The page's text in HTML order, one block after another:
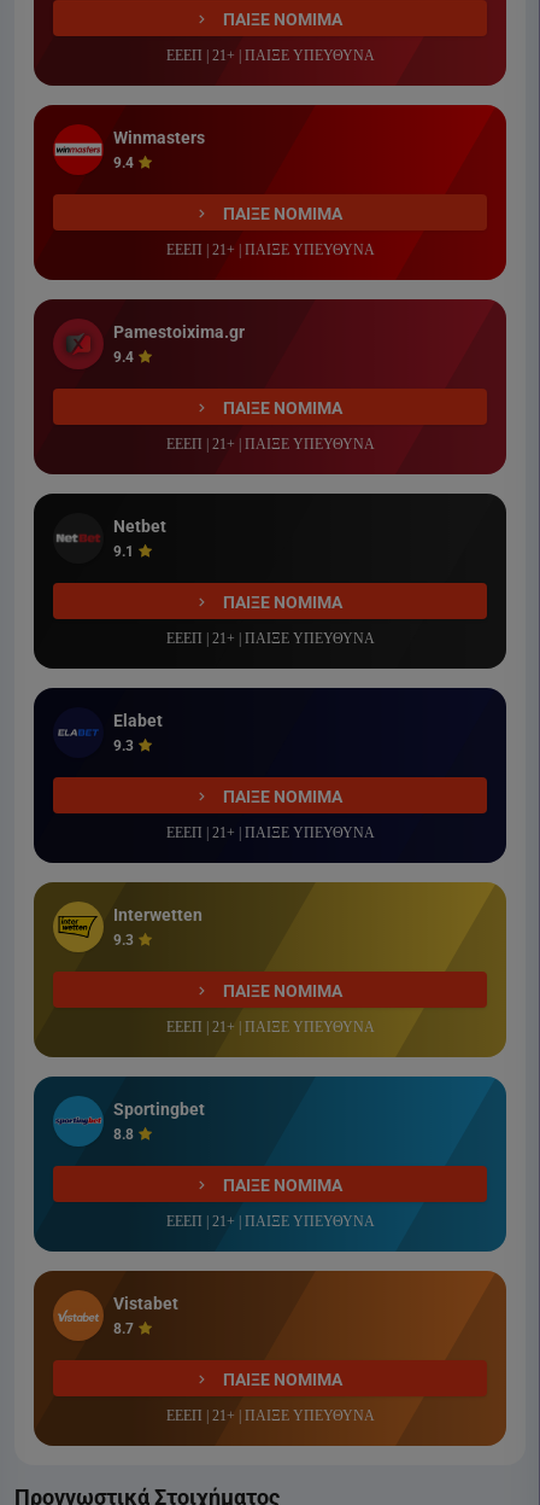
ΠΑΙΞΕ ΝΟΜΙΜΑ
ΕΕΕΠ | 21+ | ΠΑΙΞΕ ΥΠΕΥΘΥΝΑ
Winmasters
9.4
ΠΑΙΞΕ ΝΟΜΙΜΑ
ΕΕΕΠ | 21+ | ΠΑΙΞΕ ΥΠΕΥΘΥΝΑ
Pamestoixima.gr
9.4
ΠΑΙΞΕ ΝΟΜΙΜΑ
ΕΕΕΠ | 21+ | ΠΑΙΞΕ ΥΠΕΥΘΥΝΑ
Netbet
9.1
ΠΑΙΞΕ ΝΟΜΙΜΑ
ΕΕΕΠ | 21+ | ΠΑΙΞΕ ΥΠΕΥΘΥΝΑ
Elabet
9.3
ΠΑΙΞΕ ΝΟΜΙΜΑ
ΕΕΕΠ | 21+ | ΠΑΙΞΕ ΥΠΕΥΘΥΝΑ
Interwetten
9.3
ΠΑΙΞΕ ΝΟΜΙΜΑ
ΕΕΕΠ | 21+ | ΠΑΙΞΕ ΥΠΕΥΘΥΝΑ
Sportingbet
8.8
ΠΑΙΞΕ ΝΟΜΙΜΑ
ΕΕΕΠ | 21+ | ΠΑΙΞΕ ΥΠΕΥΘΥΝΑ
Vistabet
8.7
ΠΑΙΞΕ ΝΟΜΙΜΑ
ΕΕΕΠ | 21+ | ΠΑΙΞΕ ΥΠΕΥΘΥΝΑ
Προγνωστικά Στοιχήματος